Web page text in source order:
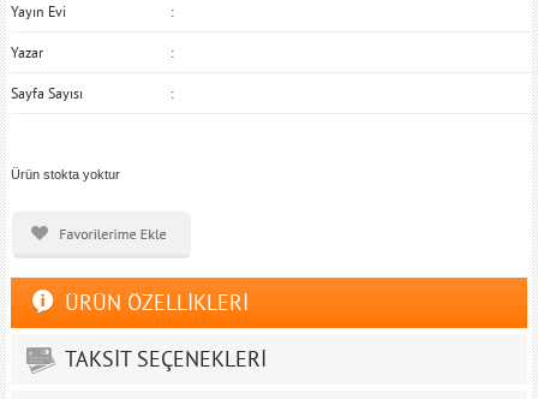
Yayın Evi
Yazar
Sayfa Sayısı
Ürün stokta yoktur
ÜRÜN ÖZELLİKLERİ
TAKSİT SEÇENEKLERİ